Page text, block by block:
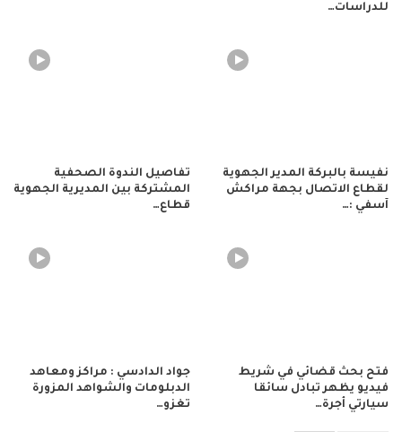
للدراسات…
نفيسة بالبركة المدير الجهوية
لقطاع الاتصال بجهة مراكش
آسفي :…
تفاصيل الندوة الصحفية
المشتركة بين المديرية الجهوية
قطاع…
فتح بحث قضائي في شريط
فيديو يظهر تبادل سائقا
سيارتي أجرة…
جواد الدادسي : مراكز ومعاهد
الدبلومات والشواهد المزورة
تغزو…